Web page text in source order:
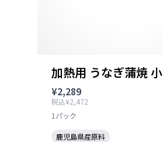
加熱用 うなぎ蒲焼 小
¥2,289
税込¥2,472
1パック
鹿児島県産原料